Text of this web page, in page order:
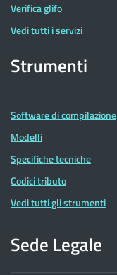
Verifica glifo
Vedi tutti i servizi
Strumenti
Software di compilazione
Modelli
Specifiche tecniche
Codici tributo
Vedi tutti gli strumenti
Sede Legale